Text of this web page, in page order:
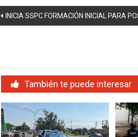
Navegación
INICIA SSPC FORMACIÓN INICIAL PARA
También te puede interesar